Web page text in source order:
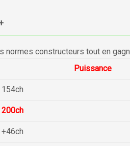
constructeurs tout en
Puissance
154ch
200ch
+46ch